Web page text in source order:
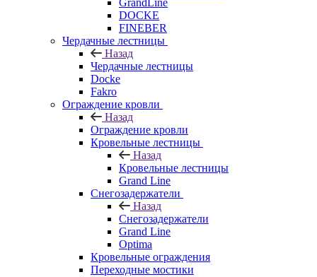
GrandLine
DOCKE
FINEBER
Чердачные лестницы
Назад
Чердачные лестницы
Docke
Fakro
Ограждение кровли
Назад
Ограждение кровли
Кровельные лестницы
Назад
Кровельные лестницы
Grand Line
Снегозадержатели
Назад
Снегозадержатели
Grand Line
Optima
Кровельные ограждения
Переходные мостики